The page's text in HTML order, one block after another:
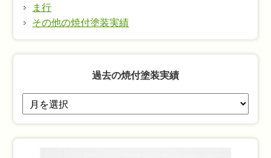
ま行
その他の焼付塗装実績
過去の焼付塗装実績